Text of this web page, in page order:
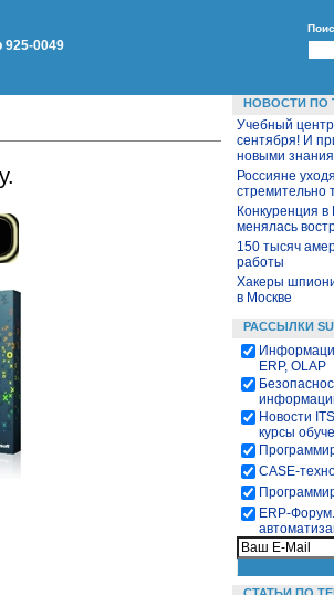
925-0049
НОВОСТИ ПО
Учебный
сентября! И
новыми
Россияне
стремительно
Конкуренция
менялась
150 тысяч
работы
Хакеры
в Москве
РАССЫЛКИ
ERP, OLAP
Новости
курсы
CASE-
ЕRP-